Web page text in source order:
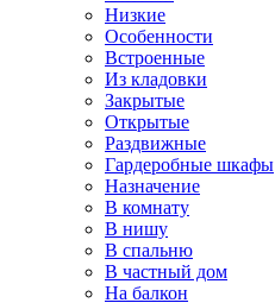
Низкие
Особенности
Встроенные
Из кладовки
Закрытые
Открытые
Раздвижные
Гардеробные шкафы
Назначение
В комнату
В нишу
В спальню
В частный дом
На балкон